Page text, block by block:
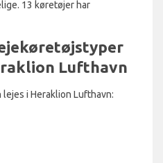
13 køretøjer har
Lufthavn
i Heraklion Lufthavn: